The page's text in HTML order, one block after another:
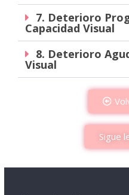
7. Deterioro
Capacidad Visual
8. Deterioro
Visual
Sigue